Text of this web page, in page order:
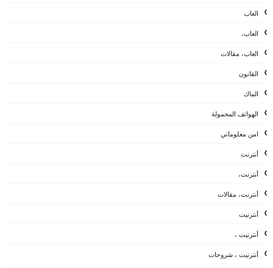
العاب
العاب،
العاب، مقالات
القانون
الماك
الهواتف المحمولة
امن معلوماتي
أنترنت
أنترنت،
أنترنت، مقالات
أنترنيت
أنترنيت ،
أنترنيت ، شروحات